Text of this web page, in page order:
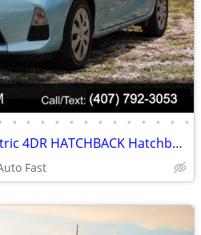
• • • • • • • • • • • • •
2012 Toyota Prius c Electric 4DR HATCHBACK Hatchback .
Fast